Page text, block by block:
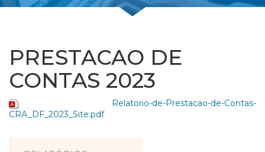
PRESTACAO DE
CONTAS 2023
Relatorio-de-Prestacao-de-Contas-
CRA_DF_2023_Site.pdf